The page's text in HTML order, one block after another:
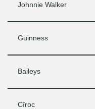
Johnnie Walker
Guinness
Baileys
Cîroc